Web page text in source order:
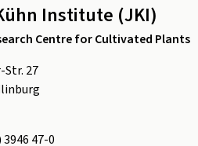
Institute (JKI)
Centre for Cultivated Plants
27
3946 47-0